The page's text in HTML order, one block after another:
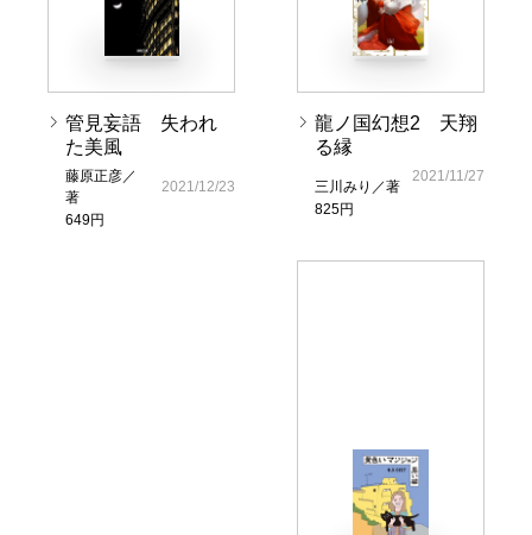
管見妄語 失われ
た美風
藤原正彦／
著
649円
2021/12/23
龍ノ国幻想2 天翔
る縁
三川みり／著
825円
2021/11/27